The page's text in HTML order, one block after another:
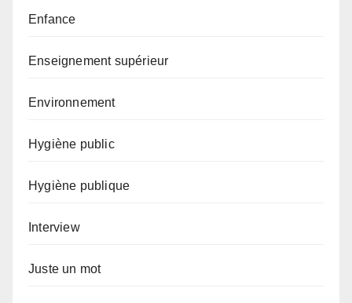
Enfance
Enseignement supérieur
Environnement
Hygiène public
Hygiène publique
Interview
Juste un mot